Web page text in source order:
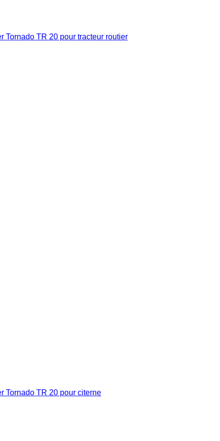
Tornado TR 20 pour tracteur routier
Tornado TR 20 pour citerne